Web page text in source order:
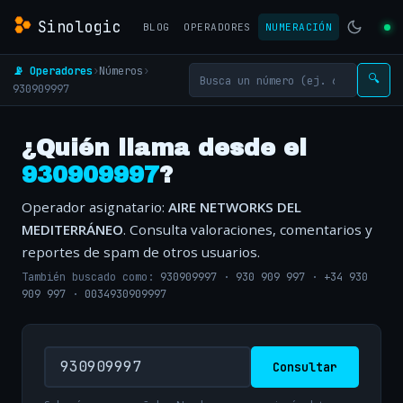
Sinologic BLOG OPERADORES NUMERACIÓN
📡 Operadores›Números›
930909997
🔍
¿Quién llama desde el
930909997?
Operador asignatario: AIRE NETWORKS DEL
MEDITERRÁNEO. Consulta valoraciones, comentarios y
reportes de spam de otros usuarios.
También buscado como: 930909997 · 930 909 997 · +34 930
909 997 · 0034930909997
Consultar